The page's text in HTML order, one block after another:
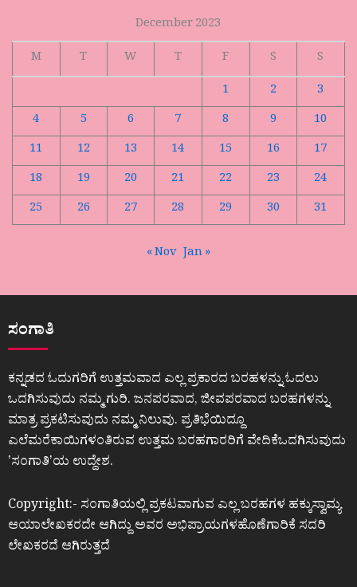
December 2023
M
T W T F S
S
1
2
3
4
5 6 7 8 9
10
11
12 13 14 15 16
17
18
19 20 21 22 23
24
25
26 27 28 29 30 31
« Nov Jan »
ಸಂಗಾತಿ
ಕನ್ನಡದ ಓದುಗರಿಗೆ ಉತ್ತಮವಾದ ಎಲ್ಲ ಪ್ರಕಾರದ ಬರಹಳನ್ನು ಓದಲು
ಒದಗಿಸುವುದು ನಮ್ಮ ಗುರಿ. ಜನಪರವಾದ, ಜೀವಪರವಾದ ಬರಹಗಳನ್ನು
ಮಾತ್ರ ಪ್ರಕಟಿಸುವುದು ನಮ್ಮ ನಿಲುವು. ಪ್ರತಿಭೆಯಿದ್ದೂ
ಎಲೆಮರೆಕಾಯಿಗಳಂತಿರುವ ಉತ್ತಮ ಬರಹಗಾರರಿಗೆ ವೇದಿಕೆಒದಗಿಸುವುದು
ʼಸಂಗಾತಿʼಯ ಉದ್ದೇಶ.
Copyright:- ಸಂಗಾತಿಯಲ್ಲಿ ಪ್ರಕಟವಾಗುವ ಎಲ್ಲ ಬರಹಗಳ ಹಕ್ಕುಸ್ವಾಮ್ಯ
ಆಯಾಲೇಖಕರದೇ ಆಗಿದ್ದು ಅವರ ಅಭಿಪ್ರಾಯಗಳಹೊಣೆಗಾರಿಕೆ ಸದರಿ
ಲೇಖಕರದೆ ಆಗಿರುತ್ತದೆ